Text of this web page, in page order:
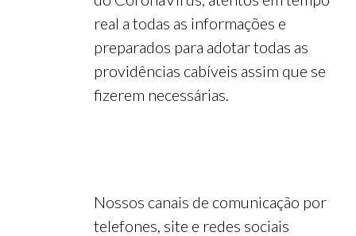
real a todas as informações e
preparados para adotar todas as
providências cabíveis assim que se
fizerem necessárias.
Nossos canais de comunicação por
telefones, site e redes sociais